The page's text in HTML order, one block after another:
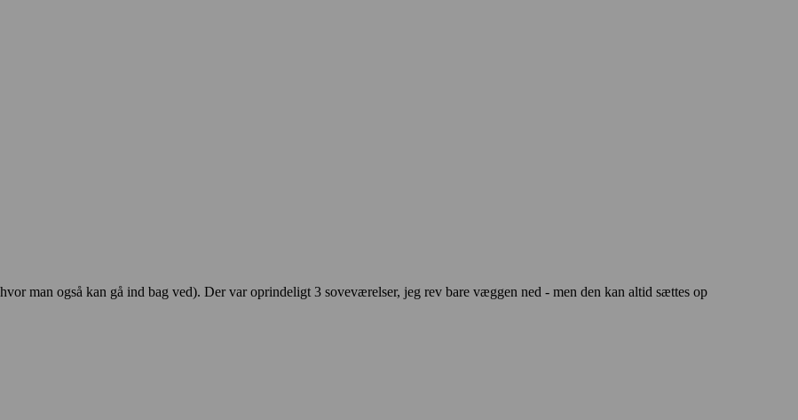
man også kan gå ind bag ved). Der var oprindeligt 3 soveværelser, jeg rev bare væggen ned - men den kan altid sættes op